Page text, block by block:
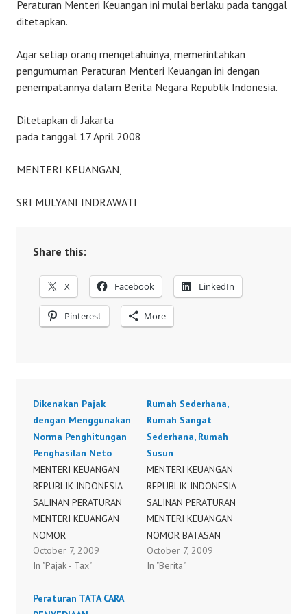
Peraturan Menteri Keuangan ini mulai berlaku pada tanggal
ditetapkan.
Agar setiap orang mengetahuinya, memerintahkan
pengumuman Peraturan Menteri Keuangan ini dengan
penempatannya dalam Berita Negara Republik Indonesia.
Ditetapkan di Jakarta
pada tanggal 17 April 2008
MENTERI KEUANGAN,
SRI MULYANI INDRAWATI
Share this:
X Facebook LinkedIn
Pinterest More
Dikenakan Pajak
dengan Menggunakan
Norma Penghitungan
Penghasilan Neto
MENTERI KEUANGAN
REPUBLIK INDONESIA
SALINAN PERATURAN
MENTERI KEUANGAN
NOMOR
45/PMK.03/2008
TENTANG PEDOMAN
PENGKREDITAN PAJAK
October 7, 2009
In "Pajak - Tax"
Rumah Sederhana,
Rumah Sangat
Sederhana, Rumah
Susun
MENTERI KEUANGAN
REPUBLIK INDONESIA
SALINAN PERATURAN
MENTERI KEUANGAN
NOMOR BATASAN
RUMAH SEDERHANA,
RUMAH SANGAT
October 7, 2009
In "Berita"
Peraturan TATA CARA